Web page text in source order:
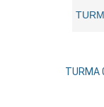
TURMA